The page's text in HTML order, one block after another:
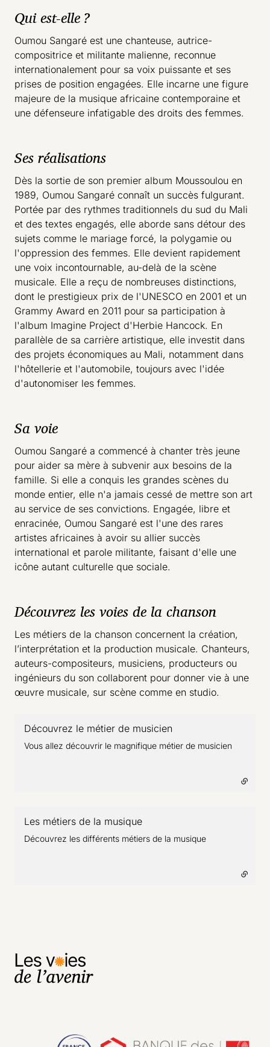
Qui est-elle ?
Oumou Sangaré est une chanteuse, autrice-
compositrice et militante malienne, reconnue
internationalement pour sa voix puissante et ses
prises de position engagées. Elle incarne une figure
majeure de la musique africaine contemporaine et
une défenseure infatigable des droits des femmes.
Ses réalisations
Dès la sortie de son premier album Moussoulou en
1989, Oumou Sangaré connaît un succès fulgurant.
Portée par des rythmes traditionnels du sud du Mali
et des textes engagés, elle aborde sans détour des
sujets comme le mariage forcé, la polygamie ou
l'oppression des femmes. Elle devient rapidement
une voix incontournable, au-delà de la scène
musicale. Elle a reçu de nombreuses distinctions,
dont le prestigieux prix de l'UNESCO en 2001 et un
Grammy Award en 2011 pour sa participation à
l'album Imagine Project d'Herbie Hancock. En
parallèle de sa carrière artistique, elle investit dans
des projets économiques au Mali, notamment dans
l'hôtellerie et l'automobile, toujours avec l'idée
d'autonomiser les femmes.
Sa voie
Oumou Sangaré a commencé à chanter très jeune
pour aider sa mère à subvenir aux besoins de la
famille. Si elle a conquis les grandes scènes du
monde entier, elle n'a jamais cessé de mettre son art
au service de ses convictions. Engagée, libre et
enracinée, Oumou Sangaré est l'une des rares
artistes africaines à avoir su allier succès
international et parole militante, faisant d'elle une
icône autant culturelle que sociale.
Découvrez les voies de la chanson
Les métiers de la chanson concernent la création,
l’interprétation et la production musicale. Chanteurs,
auteurs-compositeurs, musiciens, producteurs ou
ingénieurs du son collaborent pour donner vie à une
œuvre musicale, sur scène comme en studio.
Découvrez le métier de musicien
Vous allez découvrir le magnifique métier de musicien
Les métiers de la musique
Découvrez les différents métiers de la musique